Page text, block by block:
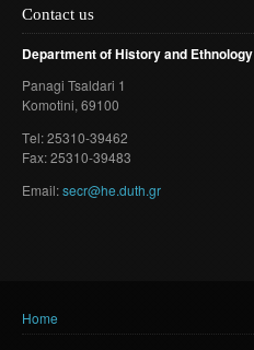
Contact us
Department of History and Ethnology
Panagi Tsaldari 1
Komotini, 69100
Τel: 25310-39462
Fax: 25310-39483
Email:secr@he.duth.gr
You are here
Home